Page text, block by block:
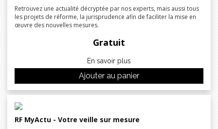
Retrouvez une actualité décryptée par nos experts, mais aussi tous
les projets de réforme, la jurisprudence afin de faciliter la mise en
œuvre des nouvelles mesures.
Gratuit
En savoir plus
Ajouter au panier
RF MyActu - Votre veille sur mesure